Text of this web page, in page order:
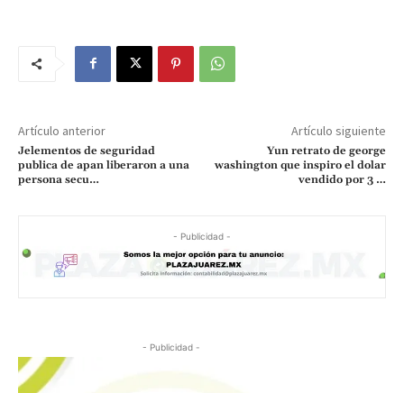
Artículo anterior
Jelementos de seguridad
publica de apan liberaron a una
persona secu…
Artículo siguiente
Yun retrato de george
washington que inspiro el dolar
vendido por 3 …
- Publicidad -
- Publicidad -